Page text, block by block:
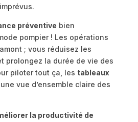
préventive bien
pompier ! Les opérations
; vous réduisez les
prolongez la durée de vie des
piloter tout ça, les tableaux
vue d’ensemble claire des
la productivité de